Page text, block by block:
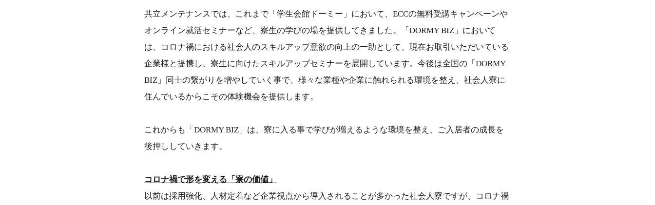
共立メンテナンスでは、これまで「学生会館ドーミー」において、ECCの無料受講キャンペーンや
オンライン就活セミナーなど、寮生の学びの場を提供してきました。「DORMY BIZ」において
は、コロナ禍における社会人のスキルアップ意欲の向上の一助として、現在お取引いただいている
企業様と提携し、寮生に向けたスキルアップセミナーを展開しています。今後は全国の「DORMY
BIZ」同士の繋がりを増やしていく事で、様々な業種や企業に触れられる環境を整え、社会人寮に
住んでいるからこその体験機会を提供します。
これからも「DORMY BIZ」は、寮に入る事で学びが増えるような環境を整え、ご入居者の成長を
後押ししていきます。
コロナ禍で形を変える「寮の価値」
以前は採用強化、人材定着など企業視点から導入されることが多かった社会人寮ですが、コロナ禍